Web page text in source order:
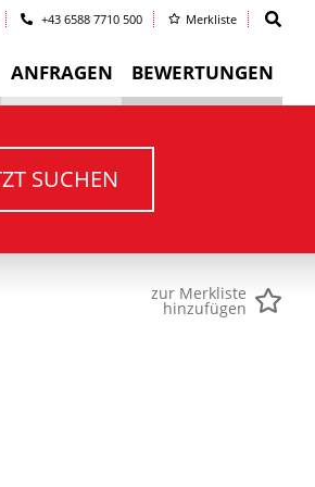
+43 6588 7710 500 Merkliste
ANFRAGEN BEWERTUNGEN
SUCHEN
zur Merkliste
hinzufügen